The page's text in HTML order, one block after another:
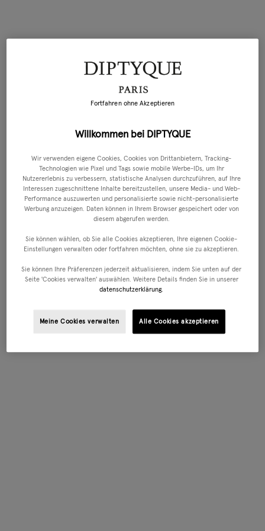
Willkommen bei DIPTYQUE
Wir verwenden eigene Cookies, Cookies von Drittanbietern, Tracking-
Technologien wie Pixel und Tags sowie mobile Werbe-IDs, um Ihr
Nutzererlebnis zu verbessern, statistische Analysen durchzuführen, auf Ihre
Interessen zugeschnittene Inhalte bereitzustellen, unsere Media- und Web-
Performance auszuwerten und personalisierte sowie nicht-personalisierte
Werbung anzuzeigen. Daten können in Ihrem Browser gespeichert oder von
diesem abgerufen werden.
Sie können wählen, ob Sie alle Cookies akzeptieren, Ihre eigenen Cookie-
Einstellungen verwalten oder fortfahren möchten, ohne sie zu akzeptieren.
Sie können Ihre Präferenzen jederzeit aktualisieren, indem Sie unten auf der
Seite 'Cookies verwalten' auswählen. Weitere Details finden Sie in unserer
datenschutzerklärung.
Meine Cookies verwalten Alle Cookies akzeptieren
Fortfahren ohne Akzeptieren